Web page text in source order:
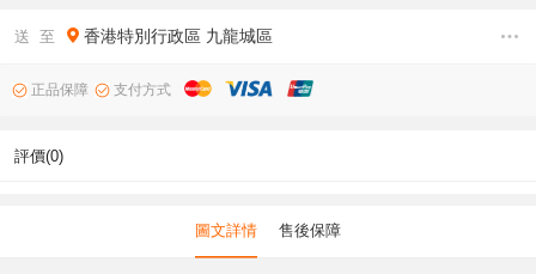
送 至 香港特別行政區 九龍城區
正品保障 支付方式
評價(0)
圖文詳情 售後保障